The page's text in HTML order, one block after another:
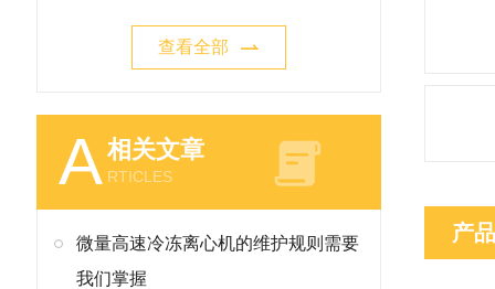
查看全部
A相关文章
RTICLES
微量高速冷冻离心机的维护规则需要
我们掌握
产